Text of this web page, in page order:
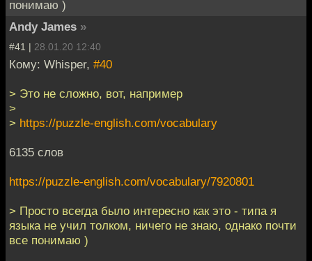
понимаю )
Andy James »
#41 | 28.01.20 12:40
Кому: Whisper, #40
> Это не сложно, вот, например
>
> https://puzzle-english.com/vocabulary
6135 слов
https://puzzle-english.com/vocabulary/7920801
> Просто всегда было интересно как это - типа я
языка не учил толком, ничего не знаю, однако почти
все понимаю )